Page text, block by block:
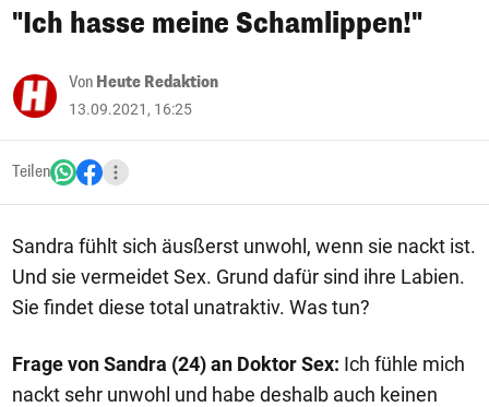
"Ich hasse meine Schamlippen!"
Von Heute Redaktion
13.09.2021, 16:25
Teilen
Sandra fühlt sich äusßerst unwohl, wenn sie nackt ist.
Und sie vermeidet Sex. Grund dafür sind ihre Labien.
Sie findet diese total unatraktiv. Was tun?
Frage von Sandra (24) an Doktor Sex: Ich fühle mich
nackt sehr unwohl und habe deshalb auch keinen